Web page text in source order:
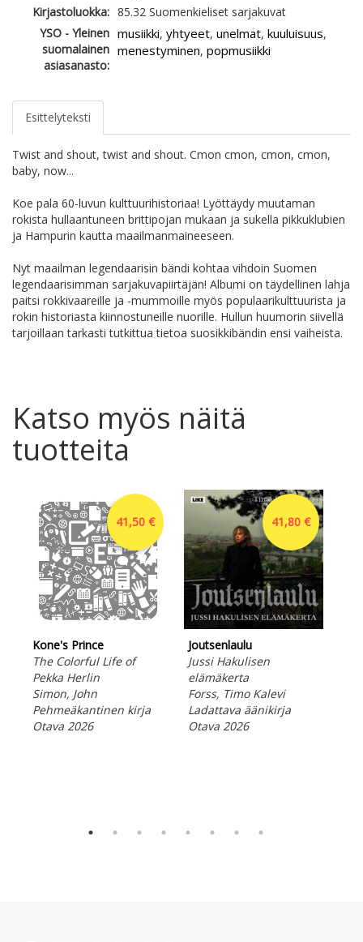
Kirjastoluokka: 85.32 Suomenkieliset sarjakuvat
YSO - Yleinen
suomalainen
asiasanasto:
musiikki, yhtyeet, unelmat, kuuluisuus,
menestyminen, popmusiikki
Esittelyteksti
Twist and shout, twist and shout. Cmon cmon, cmon, cmon,
baby, now...
Koe pala 60-luvun kulttuurihistoriaa! Lyöttäydy muutaman
rokista hullaantuneen brittipojan mukaan ja sukella pikkuklubien
ja Hampurin kautta maailmanmaineeseen.
Nyt maailman legendaarisin bändi kohtaa vihdoin Suomen
legendaarisimman sarjakuvapiirtäjän! Albumi on täydellinen lahja
paitsi rokkivaareille ja -mummoille myös populaarikulttuurista ja
rokin historiasta kiinnostuneille nuorille. Hullun huumorin siivellä
tarjoillaan tarkasti tutkittua tietoa suosikkibändin ensi vaiheista.
Katso myös näitä
tuotteita
41,50 €
Kone's Prince
The Colorful Life of
Pekka Herlin
Simon, John
Pehmeäkantinen kirja
Otava 2026
41,80 €
Joutsenlaulu
Jussi Hakulisen
elämäkerta
Forss, Timo Kalevi
Ladattava äänikirja
Otava 2026